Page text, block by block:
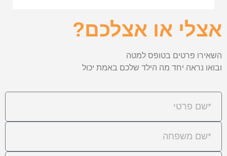
אצלי או אצלכם?
השאירו פרטים בטופס למטה
ובואו נראה יחד מה הילד שלכם באמת יכול